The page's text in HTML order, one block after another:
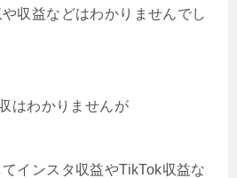
収益などはわかりませんでし
はわかりませんが
インスタ収益やTikTok収益な